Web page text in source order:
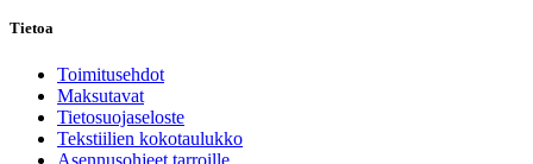
Tietoa
Toimitusehdot
Maksutavat
Tietosuojaseloste
Tekstiilien kokotaulukko
Asennusohjeet tarroille